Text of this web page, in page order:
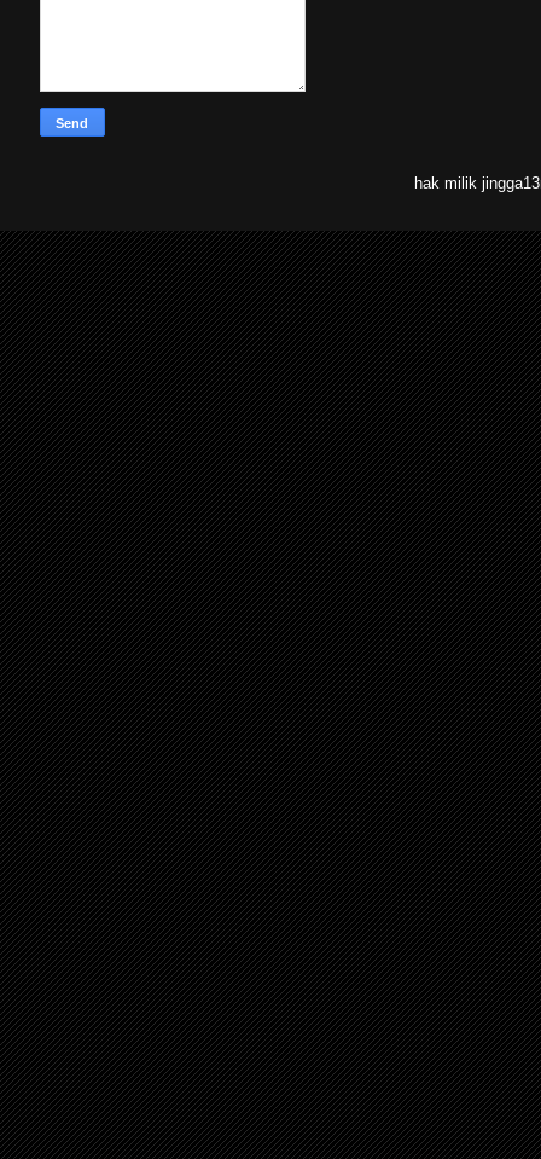
hak milik